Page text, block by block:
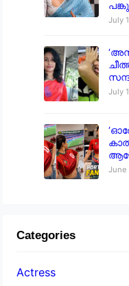
July
July
June
Categories
Actress